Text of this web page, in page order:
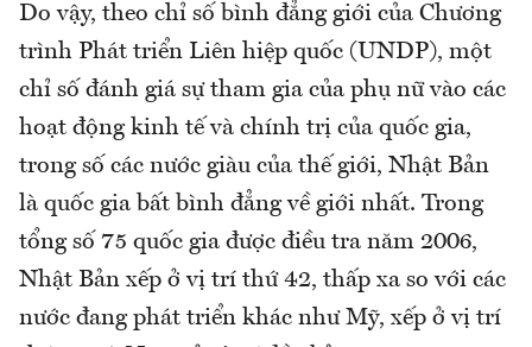
Do vậy, theo chỉ số bình đẳng giới của Chương
trình Phát triển Liên hiệp quốc (UNDP), một
chỉ số đánh giá sự tham gia của phụ nữ vào các
hoạt động kinh tế và chính trị của quốc gia,
trong số các nước giàu của thế giới, Nhật Bản
là quốc gia bất bình đẳng về giới nhất. Trong
tổng số 75 quốc gia được điều tra năm 2006,
Nhật Bản xếp ở vị trí thứ 42, thấp xa so với các
nước đang phát triển khác như Mỹ, xếp ở vị trí